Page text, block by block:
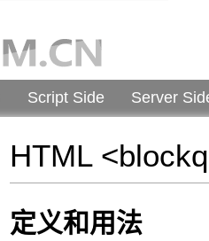
Script Side Server
HTML
定义和用法